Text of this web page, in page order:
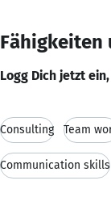
Fähigkeiten
Logg Dich jetzt
Consulting Team
Communication skills